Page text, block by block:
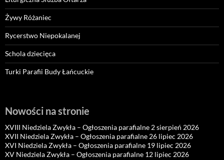
Żywy Różaniec
Rycerstwo Niepokalanej
Schola dziecięca
Turki Parafii Budy Łańcuckie
Nowości na stronie
XVIII Niedziela Zwykła – Ogłoszenia parafialne 2 sierpień 2026
XVII Niedziela Zwykła – Ogłoszenia parafialne 26 lipiec 2026
XVI Niedziela Zwykła – Ogłoszenia parafialne 19 lipiec 2026
XV Niedziela Zwykła – Ogłoszenia parafialne 12 lipiec 2026